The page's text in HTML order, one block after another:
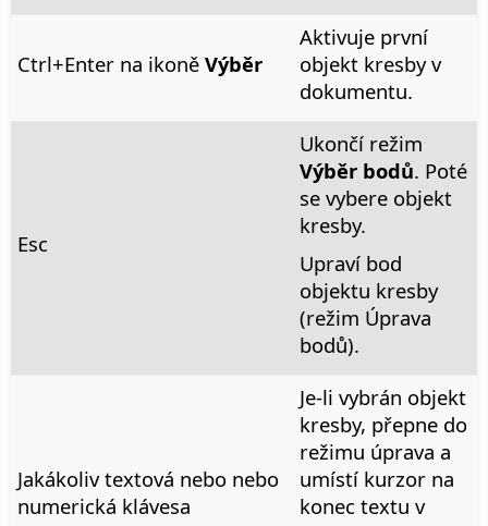
Ctrl+Enter na ikoně Výběr
Aktivuje první
objekt kresby v
dokumentu.
Esc
Ukončí režim
Výběr bodů. Poté
se vybere objekt
kresby.
Upraví bod
objektu kresby
(režim Úprava
bodů).
Jakákoliv textová nebo nebo
numerická klávesa
Je-li vybrán objekt
kresby, přepne do
režimu úprava a
umístí kurzor na
konec textu v